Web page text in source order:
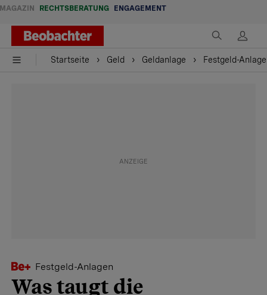
MAGAZIN RECHTSBERATUNG ENGAGEMENT
Startseite Geld Geldanlage Festgeld-
Festgeld-Anlagen
Was taugt die